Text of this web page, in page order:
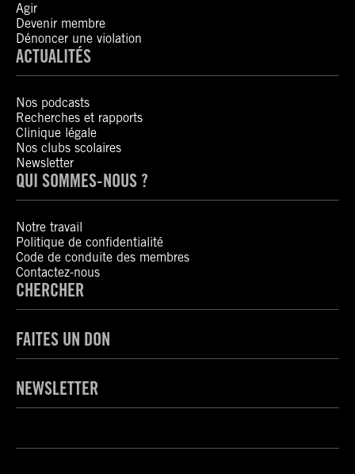
Agir
Devenir membre
Dénoncer une violation
ACTUALITÉS
Nos podcasts
Recherches et rapports
Clinique légale
Nos clubs scolaires
Newsletter
QUI SOMMES-NOUS ?
Notre travail
Politique de confidentialité
Code de conduite des membres
Contactez-nous
CHERCHER
FAITES UN DON
NEWSLETTER